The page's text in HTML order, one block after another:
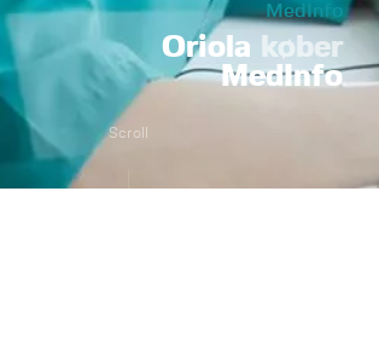
MedInfo
Oriola køber
MedInfo
Scroll